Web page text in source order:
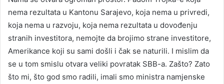
nema rezultata u Kantonu Sarajevo, koja nema u privredi,
koja nema u razvoju, koja nema rezultata u dovođenju
stranih investitora, nemojte da brojimo strane investitore,
Amerikance koji su sami došli i čak se naturili. I mislim da
se u tom smislu otvara veliki povratak SBB-a. Zašto? Zato
što mi, što god smo radili, imali smo ministra namjenske